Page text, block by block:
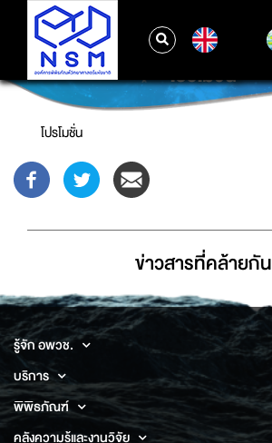
โปรโมชั่น
โปรโมชั่น
ข่าวสารที่่คล้ายกัน
รู้จัก อพวช.
บริการ
พิพิธภัณฑ์
คลังความรู้และงานวิจัย